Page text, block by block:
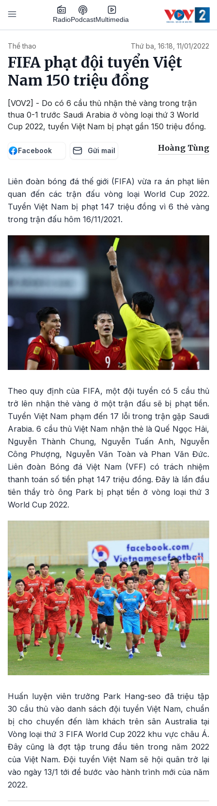
Nhảy đến nội dung
RadioPodcastMultimedia
Thể thao Thứ ba, 16:18, 11/01/2022
FIFA phạt đội tuyển Việt
Nam 150 triệu đồng
[VOV2] - Do có 6 cầu thủ nhận thẻ vàng trong trận
thua 0-1 trước Saudi Arabia ở vòng loại thứ 3 World
Cup 2022, tuyển Việt Nam bị phạt gần 150 triệu đồng.
Facebook Gửi mail Hoàng Tùng
Liên đoàn bóng đá thế giới (FIFA) vừa ra án phạt liên
quan đến các trận đấu vòng loại World Cup 2022.
Tuyển Việt Nam bị phạt 147 triệu đồng vì 6 thẻ vàng
trong trận đấu hôm 16/11/2021.
Theo quy định của FIFA, một đội tuyển có 5 cầu thủ
trở lên nhận thẻ vàng ở một trận đấu sẽ bị phạt tiền.
Tuyển Việt Nam phạm đến 17 lỗi trong trận gặp Saudi
Arabia. 6 cầu thủ Việt Nam nhận thẻ là Quế Ngọc Hải,
Nguyễn Thành Chung, Nguyễn Tuấn Anh, Nguyễn
Công Phượng, Nguyễn Văn Toàn và Phan Văn Đức.
Liên đoàn Bóng đá Việt Nam (VFF) có trách nhiệm
thanh toán số tiền phạt 147 triệu đồng. Đây là lần đầu
tiên thầy trò ông Park bị phạt tiền ở vòng loại thứ 3
World Cup 2022.
Huấn luyện viên trưởng Park Hang-seo đã triệu tập
30 cầu thủ vào danh sách đội tuyển Việt Nam, chuẩn
bị cho chuyến đến làm khách trên sân Australia tại
Vòng loại thứ 3 FIFA World Cup 2022 khu vực châu Á.
Đây cũng là đợt tập trung đầu tiên trong năm 2022
của Việt Nam. Đội tuyển Việt Nam sẽ hội quân trở lại
vào ngày 13/1 tới để bước vào hành trình mới của năm
2022.